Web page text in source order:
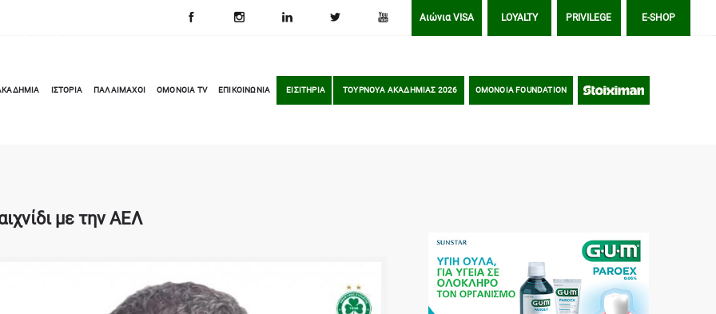
Αιώνια VISA LOYALTY PRIVILEGE E-SHOP
ΙΣΤΟΡΙΑ ΠΑΛΑΙΜΑΧΟΙ OMONOIA TV ΕΠΙΚΟΙΝΩΝΙΑ ΕΙΣΙΤΗΡΙΑ ΤΟΥΡΝΟΥΑ ΑΚΑΔΗΜΙΑΣ 2026 OMONOIA FOUNDATION STOIXIMAN
με την ΑΕΛ